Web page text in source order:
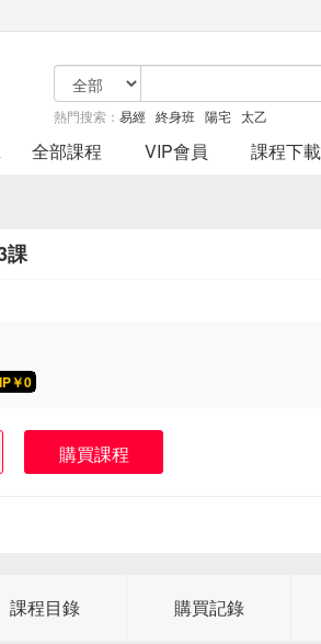
熱門搜索： 易經 終身班 陽宅 太乙
全部課程 VIP會員 課程下載
課
￥0
購買課程
課程目錄 購買記錄